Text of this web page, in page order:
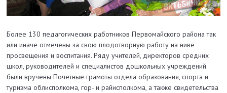
Более 130 педагогических работников Первомайского района так
или иначе отмечены за свою плодотворную работу на ниве
просвещения и воспитания. Ряду учителей, директоров средних
школ, руководителей и специалистов дошкольных учреждений
были вручены Почетные грамоты отдела образования, спорта и
туризма облисполкома, гор- и райисполкома, а также свидетельства